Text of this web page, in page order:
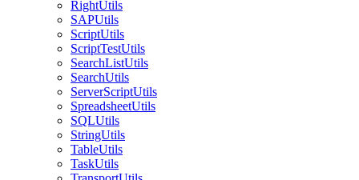
RightUtils
SAPUtils
ScriptUtils
ScriptTestUtils
SearchListUtils
SearchUtils
ServerScriptUtils
SpreadsheetUtils
SQLUtils
StringUtils
TableUtils
TaskUtils